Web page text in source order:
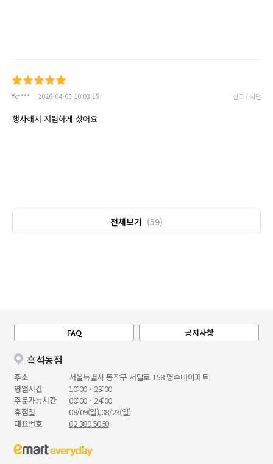
fk**** 2026-04-05 10:03:15 신고 / 차단
행사해서 저렴하게 샀어요
전체보기 (59)
FAQ 공지사항
흑석동점
주소
서울특별시 동작구 서달로 158 명수대아파트
영업시간
10:00 - 23:00
주문가능시간
00:00 - 24:00
휴점일
08/09(일),08/23(일)
대표번호
02 380 5060